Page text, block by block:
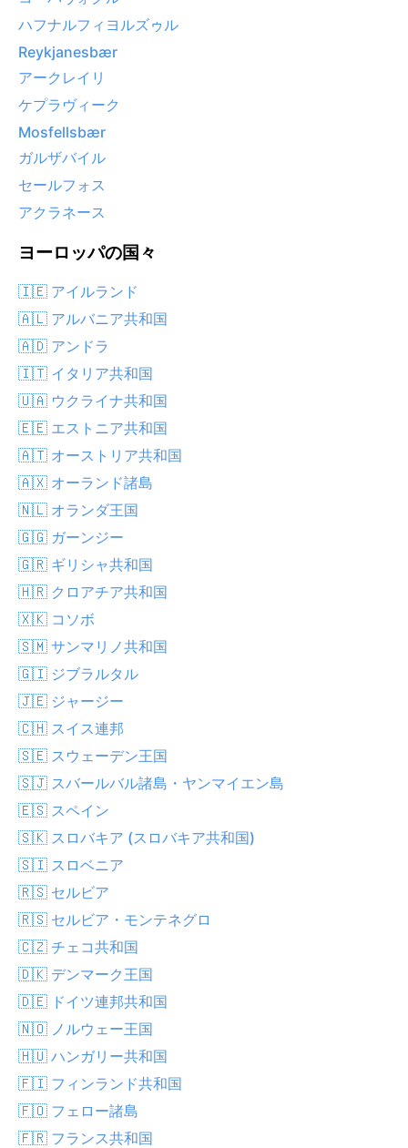
ハフナルフィヨルズゥル
Reykjanesbær
アークレイリ
ケプラヴィーク
Mosfellsbær
ガルザバイル
セールフォス
アクラネース
ヨーロッパの国々
🇮🇪 アイルランド
🇦🇱 アルバニア共和国
🇦🇩 アンドラ
🇮🇹 イタリア共和国
🇺🇦 ウクライナ共和国
🇪🇪 エストニア共和国
🇦🇹 オーストリア共和国
🇦🇽 オーランド諸島
🇳🇱 オランダ王国
🇬🇬 ガーンジー
🇬🇷 ギリシャ共和国
🇭🇷 クロアチア共和国
🇽🇰 コソボ
🇸🇲 サンマリノ共和国
🇬🇮 ジブラルタル
🇯🇪 ジャージー
🇨🇭 スイス連邦
🇸🇪 スウェーデン王国
🇸🇯 スバールバル諸島・ヤンマイエン島
🇪🇸 スペイン
🇸🇰 スロバキア (スロバキア共和国)
🇸🇮 スロベニア
🇷🇸 セルビア
🇷🇸 セルビア・モンテネグロ
🇨🇿 チェコ共和国
🇩🇰 デンマーク王国
🇩🇪 ドイツ連邦共和国
🇳🇴 ノルウェー王国
🇭🇺 ハンガリー共和国
🇫🇮 フィンランド共和国
🇫🇴 フェロー諸島
🇫🇷 フランス共和国